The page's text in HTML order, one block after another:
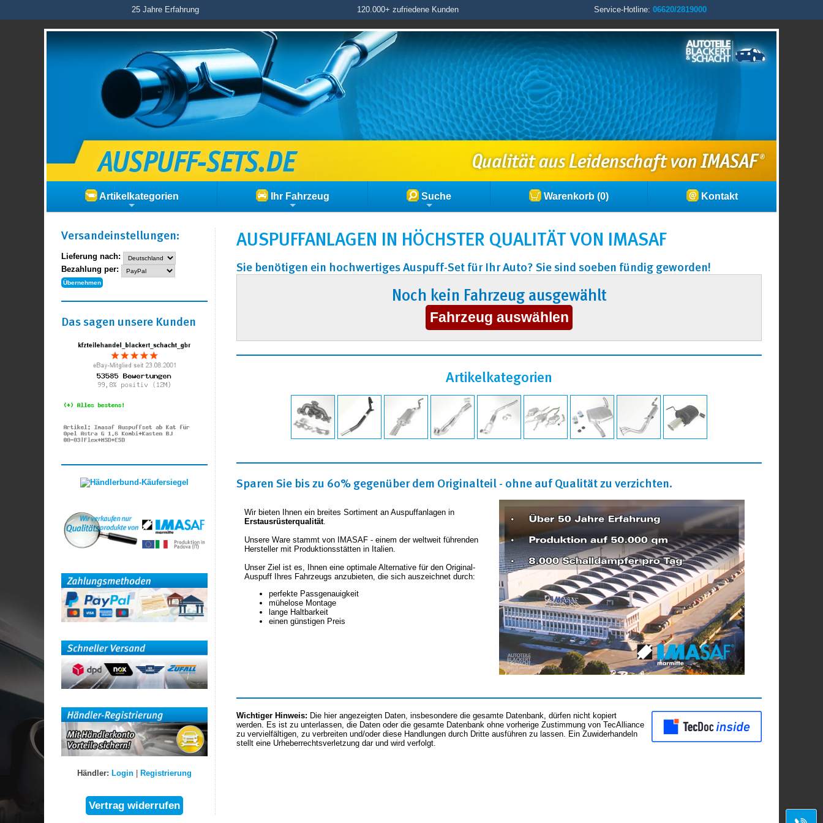
25 Jahre Erfahrung 120.000+ zufriedene Kunden Service-Hotline: 06620/2819000
Artikelkategorien Ihr Fahrzeug Suche Warenkorb (0) Kontakt
AUSPUFFANLAGEN IN HÖCHSTER QUALITÄT VON IMASAF
Sie benötigen ein hochwertiges Auspuff-Set für Ihr Auto? Sie sind soeben fündig geworden!
Noch kein Fahrzeug ausgewählt
Artikelkategorien
Sparen Sie bis zu 60% gegenüber dem Originalteil - ohne auf Qualität zu verzichten.
Wir bieten Ihnen ein breites Sortiment an Auspuffanlagen in
Erstausrüsterqualität.
Unsere Ware stammt von IMASAF - einem der weltweit führenden
Hersteller mit Produktionsstätten in Italien.
Unser Ziel ist es, Ihnen eine optimale Alternative für den Original-
Auspuff Ihres Fahrzeugs anzubieten, die sich auszeichnet durch:
perfekte Passgenauigkeit
mühelose Montage
lange Haltbarkeit
einen günstigen Preis
Wichtiger Hinweis: Die hier angezeigten Daten, insbesondere die gesamte Datenbank, dürfen nicht kopiert
werden. Es ist zu unterlassen, die Daten oder die gesamte Datenbank ohne vorherige Zustimmung von TecAlliance
zu vervielfältigen, zu verbreiten und/oder diese Handlungen durch Dritte ausführen zu lassen. Ein Zuwiderhandeln
stellt eine Urheberrechtsverletzung dar und wird verfolgt.
Versand­einstellungen:
Lieferung nach:
Bezahlung per:
Das sagen unsere Kunden
Händler: Login| Registrierung